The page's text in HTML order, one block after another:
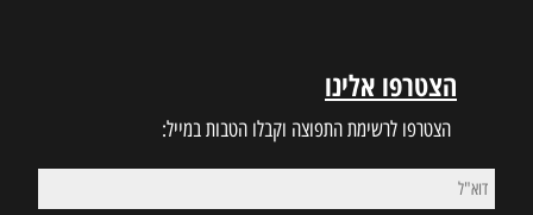
הצטרפו אלינו
הצטרפו לרשימת התפוצה וקבלו הטבות במייל: